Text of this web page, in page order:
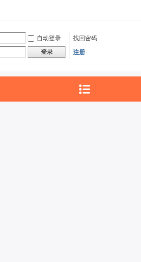
自动登录
找回密码
登录 注册